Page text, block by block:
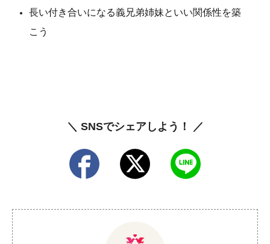
長い付き合いになる義兄弟姉妹といい関係性を築
こう
＼ SNSでシェアしよう！ ／